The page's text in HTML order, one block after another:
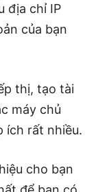
địa chỉ IP
của bạn
thị, tạo tài
máy chủ
ích rất nhiều.
cho bạn